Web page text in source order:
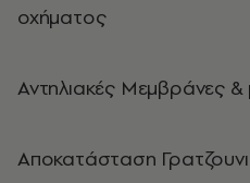
οχήματος
Αντηλιακές Μεμβράνες
Αποκατάσταση